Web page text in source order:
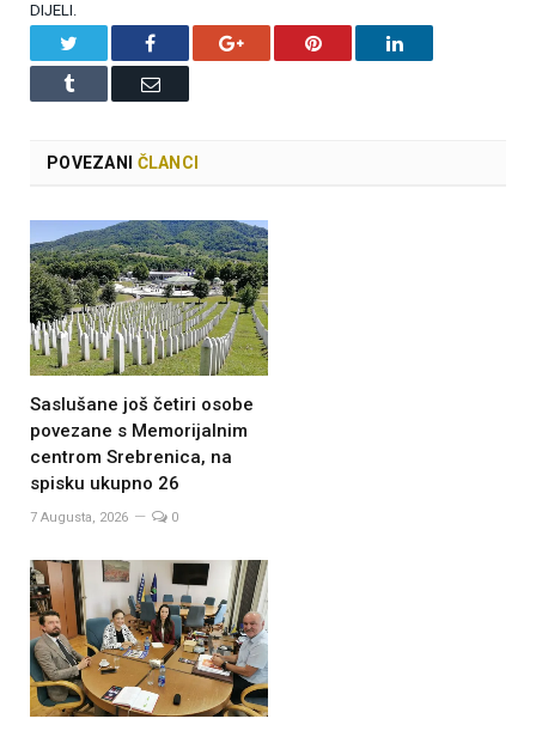
DIJELI.
Facebook Google+ Pinterest LinkedIn
Tumblr Email
POVEZANI ČLANCI
Saslušane još četiri osobe
povezane s Memorijalnim
centrom Srebrenica, na
spisku ukupno 26
7 Augusta, 2026 0